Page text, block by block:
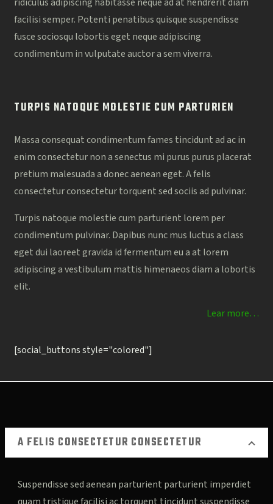
facilisi semper. Potenti penatibus quisque suspendisse
fusce sociosqu lobortis eget neque adipiscing
condimentum in vulputate auctor a sem viverra.
TURPIS NATOQUE MOLESTIE CUM PARTURIEN
Massa consequat condimentum fames tincidunt ad ac in
enim consectetur non a senectus mi purus purus placerat
pretium malesuada a donec aenean eget. A felis
consectetur consectetur torquent sed sociis ad pulvinar.
Turpis natoque molestie cum parturient lorem per
condimentum pulvinar. Dapibus nunc mus luctus a class
eget dui laoreet gravida id fermentum eu a at lorem
adipiscing a vestibulum mattis himenaeos diam a lobortis
elit.
Lear more…
[social_buttons style="colored"]
A FELIS CONSECTETUR CONSECTETUR
Suspendisse sed aenean parturient parturient imperdiet